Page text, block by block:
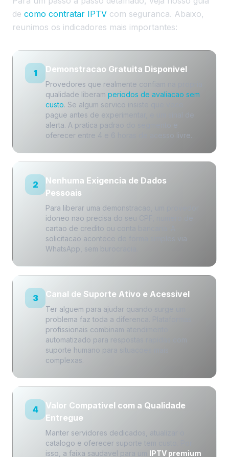
de como contratar IPTV com seguranca. Abaixo,
reunimos os indicadores mais importantes:
1 Demonstracao Gratuita Disponivel
Provedores que realmente confiam na propria
qualidade liberam periodos de avaliacao sem
custo. Se algum servico insiste que voce
pague antes de experimentar, e um sinal de
alerta. A pratica padrao do segmento e
oferecer entre 4 e 6 horas de acesso livre.
2
Nenhuma Exigencia de Dados
Pessoais
Para liberar uma demonstracao, um provedor
idoneo nao precisa do seu CPF, numero de
cartao de credito ou conta bancaria. A
solicitacao acontece de forma simples via
WhatsApp, sem burocracia.
3 Canal de Suporte Ativo e Acessivel
Ter alguem para ajudar quando surge um
problema faz toda a diferenca. Plataformas
profissionais combinam atendimento
automatizado para respostas rapidas com
suporte humano para situacoes mais
complexas.
4
Valor Compativel com a Qualidade
Entregue
Manter servidores dedicados, atualizar o
catalogo e oferecer suporte tem custo. Por
isso, a faixa saudavel para um IPTV premium